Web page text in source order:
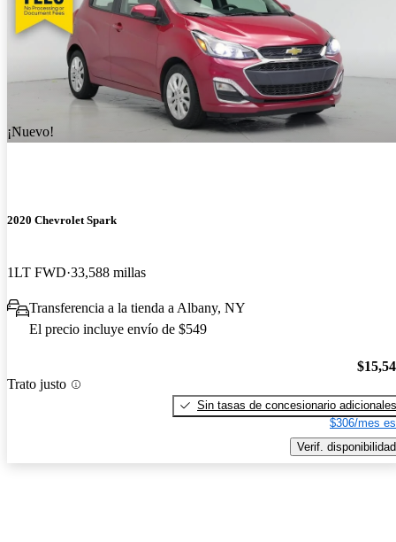
¡Nuevo!
2020 Chevrolet Spark
1LT FWD 33,588 millas
Transferencia a la tienda a Albany, NY
El precio incluye envío de $549
Trato justo
Sin tasas de concesionario adicionales
$306/mes
Verif. disponibilidad